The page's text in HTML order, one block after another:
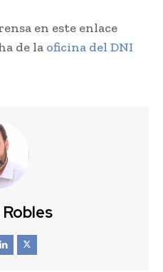
en este enlace
de la oficina del DNI